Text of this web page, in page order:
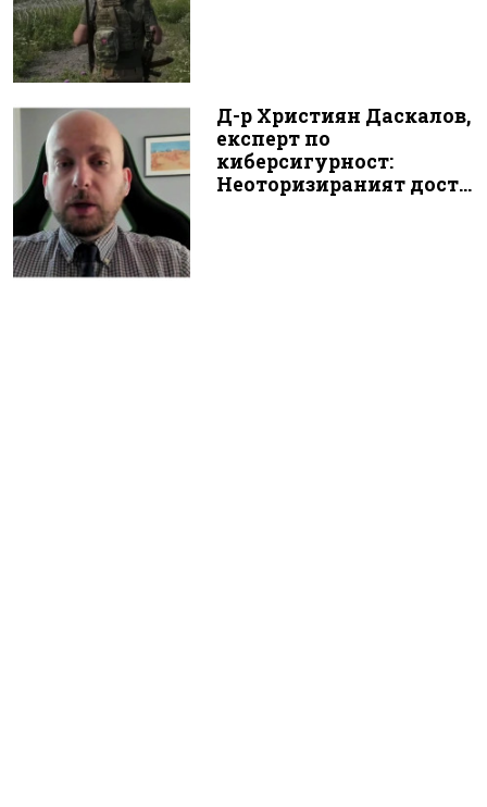
Д-р Християн Даскалов,
експерт по
киберсигурност:
Неоторизираният дост...